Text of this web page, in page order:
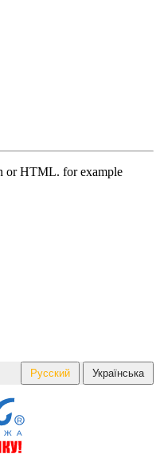
or HTML. for example
Русский Українська